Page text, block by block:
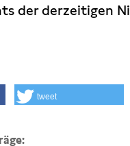
der derzeitigen
tweet